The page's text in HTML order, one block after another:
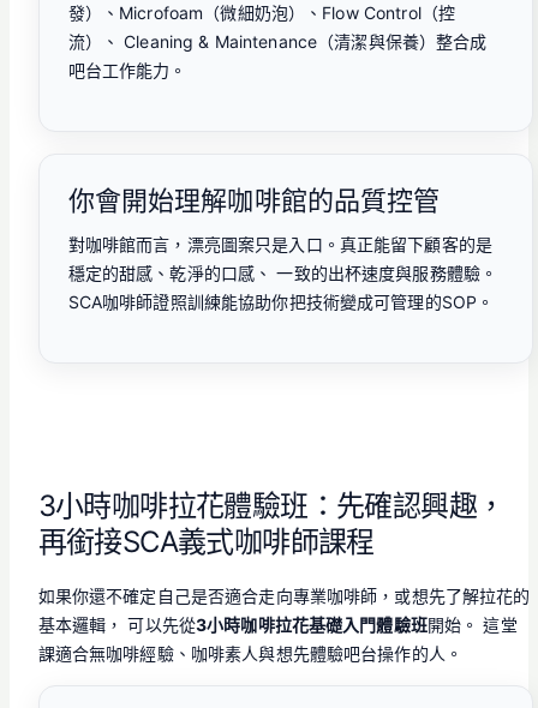
發）、Microfoam（微細奶泡）、Flow Control（控
流）、 Cleaning & Maintenance（清潔與保養）整合成
吧台工作能力。
你會開始理解咖啡館的品質控管
對咖啡館而言，漂亮圖案只是入口。真正能留下顧客的是
穩定的甜感、乾淨的口感、 一致的出杯速度與服務體驗。
SCA咖啡師證照訓練能協助你把技術變成可管理的SOP。
3小時咖啡拉花體驗班：先確認興趣，
再銜接SCA義式咖啡師課程
如果你還不確定自己是否適合走向專業咖啡師，或想先了解拉花的
基本邏輯， 可以先從3小時咖啡拉花基礎入門體驗班開始。 這堂
課適合無咖啡經驗、咖啡素人與想先體驗吧台操作的人。